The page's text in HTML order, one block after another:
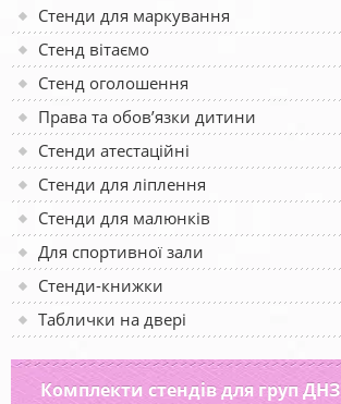
Стенди для маркування
Стенд вітаємо
Стенд оголошення
Права та обов’язки дитини
Стенди атестаційні
Стенди для ліплення
Стенди для малюнків
Для спортивної зали
Стенди-книжки
Таблички на двері
Комплекти стендів для груп ДНЗ